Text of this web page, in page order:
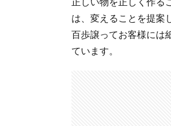
は、変えることを提案
百歩譲ってお客様には
ています。